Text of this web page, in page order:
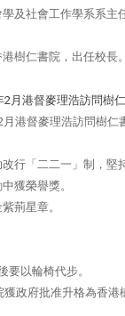
及社會工作學系系主
樹仁書院，出任校長。
月港督麥理浩訪問樹仁
行「二二一」制，堅
獲榮譽獎。
荊星章。
要以輪椅代步。
政府批准升格為香港